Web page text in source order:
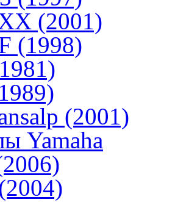
(2001)
(1998)
(2001)
Yamaha